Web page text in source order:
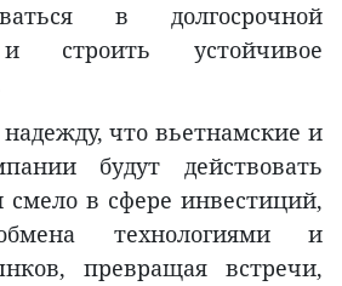
в долгосрочной
строить устойчивое
что вьетнамские и
будут действовать
смело в сфере инвестиций,
технологиями и
превращая встречи,